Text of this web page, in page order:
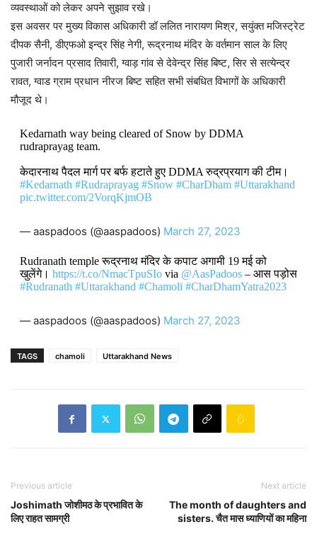
व्यवस्थाओं को लेकर अपने सुझाव रखे।
इस अवसर पर मुख्य विकास अधिकारी डॉ ललित नारायण मिश्र, सयुंक्त मजिस्ट्रेट
दीपक सैनी, डीएफओ इन्द्र सिंह नेगी, रूद्रनाथ मंदिर के वर्तमान साल के लिए
पुजारी जर्नादन प्रसाद तिवारी, ग्वाड़ गांव से देवेन्द्र सिंह बिष्ट, सिर से सत्येन्द्र
रावत, ग्वाड ग्राम प्रधान नीरज बिष्ट सहित सभी संबधित विभागों के अधिकारी
मौजूद थे।
Kedarnath way being cleared of Snow by DDMA
rudraprayag team.
केदारनाथ पैदल मार्ग पर बर्फ हटाते हुए DDMA रुद्रप्रयाग की टीम।
#Kedarnath #Rudraprayag #Snow #CharDham #Uttarakhand
pic.twitter.com/2VorqKjmOB
— aaspadoos (@aaspadoos) March 27, 2023
Rudranath temple रूद्रनाथ मंदिर के कपाट अगामी 19 मई को
खुलेंगे। https://t.co/NmacTpuSIovia @AasPadoos– आस पड़ोस
#Rudranath #Uttarakhand #Chamoli #CharDhamYatra2023
— aaspadoos (@aaspadoos) March 27, 2023
TAGS chamoli Uttarakhand News
Previous article
Joshimath जोशीमठ के प्रभावित के
लिए राहत सामग्री
Next article
The month of daughters and
sisters. चैत मास ध्याणियों का महिना